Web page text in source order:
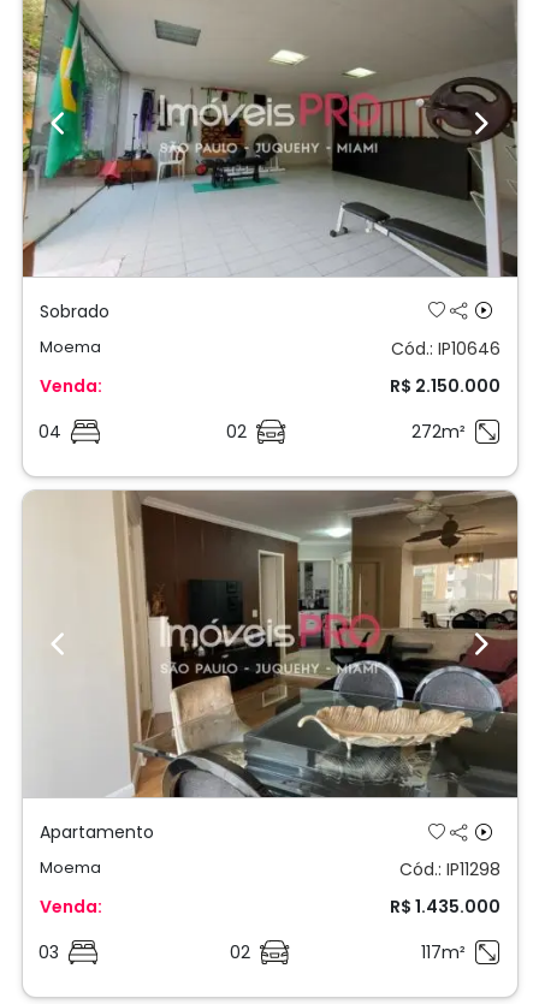
Previous Next
Sobrado
Moema
Cód.: IP10646
Venda:
R$ 2.150.000
04
02 272m²
Previous Next
Apartamento
Moema
Cód.: IP11298
Venda:
R$ 1.435.000
03
02 117m²